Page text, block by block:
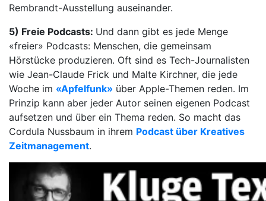
Rembrandt-Ausstellung auseinander.
5) Freie Podcasts: Und dann gibt es jede Menge
«freier» Podcasts: Menschen, die gemeinsam
Hörstücke produzieren. Oft sind es Tech-Journalisten
wie Jean-Claude Frick und Malte Kirchner, die jede
Woche im «Apfelfunk» über Apple-Themen reden. Im
Prinzip kann aber jeder Autor seinen eigenen Podcast
aufsetzen und über ein Thema reden. So macht das
Cordula Nussbaum in ihrem Podcast über Kreatives
Zeitmanagement.